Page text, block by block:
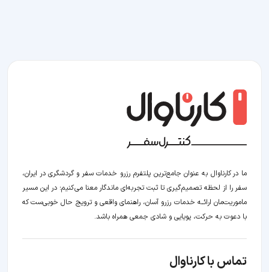
ما در کارناوال به عنوان جامع‌ترین پلتفرم رزرو خدمات سفر و گردشگری در ایران،
سفر را از لحظه‌ تصمیم‌گیری تا ثبت تجربه‌ای ماندگار معنا می‌کنیم؛ در این مسیر‍
ماموریت‌مان اراﺋــﻪ خدمات رزرو آسان، راهنمای واقعی و ترویج حال خوبی‌ست که
با دعوت به حرکت، پویایی و شادی جمعی همراه باشد.
تماس با کارناوال